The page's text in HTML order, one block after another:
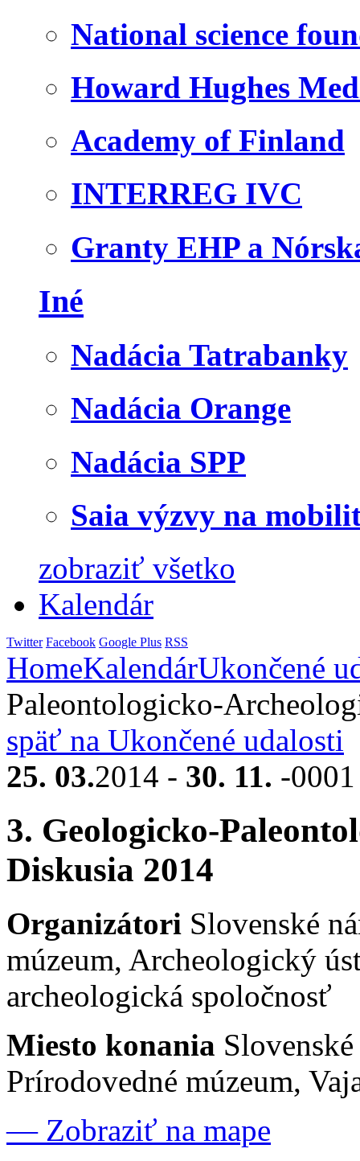
National science
Howard Hughes
Academy of Finland
INTERREG IVC
Granty EHP a
Iné
Nadácia Tatrabanky
Nadácia Orange
Nadácia SPP
Saia výzvy na
zobraziť všetko
Kalendár
Twitter Facebook Google Plus RSS
HomeKalendárUkončené
Paleontologicko-
späť na Ukončené udalosti
25. 03.2014 - 30. 11. -
3. Geologicko-
Diskusia 2014
Organizátori Slovenské
múzeum, Archeologický
archeologická spoločnosť
Miesto konania
Prírodovedné múzeum,
— Zobraziť na mape